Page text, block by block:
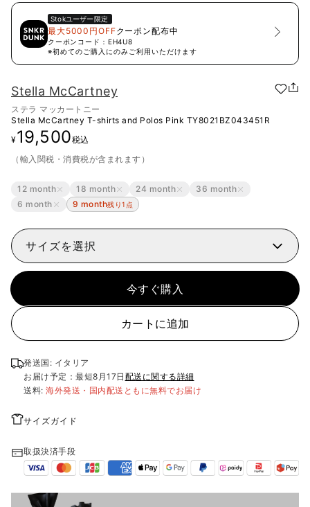
Stokユーザー限定
最大5000円OFFクーポン配布中
クーポンコード： EH4U8
※初めてのご購入にのみご利用いただけます
Stella McCartney
ステラ マッカートニー
Stella McCartney T-shirts and Polos Pink TY8021BZ043451R
¥19,500税込
（輸入関税・消費税が含まれます）
12 month 18 month 24 month
36 month
6 month
9 month残り1点
サイズを選択
今すぐ購入
カートに追加
発送国: イタリア
お届け予定：最短8月17日 配送に関する詳細
送料: 海外発送・国内配送ともに無料でお届け
サイズガイド
取扱決済手段